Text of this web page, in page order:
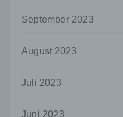
September 2023
August 2023
Juli 2023
Juni 2023
so kann der
Unionsrecht oder
h)